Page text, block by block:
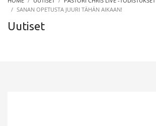
SANAN OPETUSTA JUURI TÄHÄN AIKAAN!
Uutiset